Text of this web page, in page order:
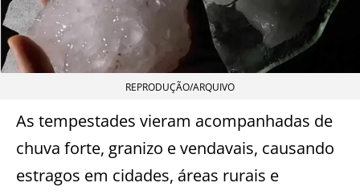
REPRODUÇÃO/ARQUIVO
As tempestades vieram acompanhadas de
chuva forte, granizo e vendavais, causando
estragos em cidades, áreas rurais e